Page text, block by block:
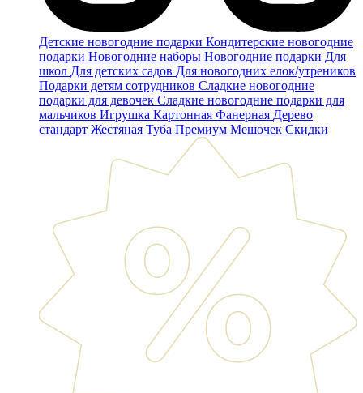
Детские новогодние подарки Кондитерские новогодние
подарки Новогодние наборы Новогодние подарки Для
школ Для детских садов Для новогодних елок/утреников
Подарки детям сотрудников Сладкие новогодние
подарки для девочек Сладкие новогодние подарки для
мальчиков Игрушка Картонная Фанерная Дерево
стандарт Жестяная Туба Премиум Мешочек Скидки